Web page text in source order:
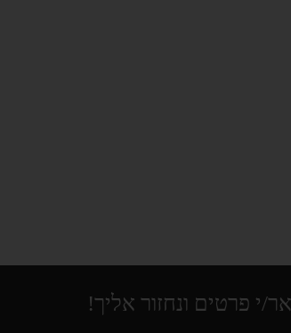
י פרטים ונחזור אליך!